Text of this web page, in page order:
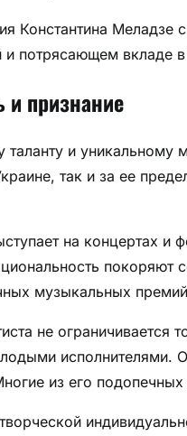
Константина Меладзе
и потрясающем вкладе
и признание
таланту и уникальному
так и за ее
на концертах
покоряют
музыкальных
не
исполнителями.
из его